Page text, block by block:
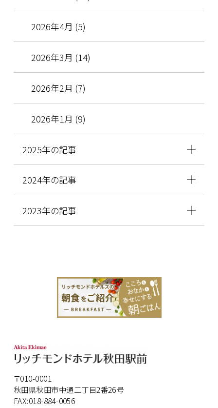
2026年4月 (5)
2026年3月 (14)
2026年2月 (7)
2026年1月 (9)
2025年の記事
2024年の記事
2023年の記事
〒010-0001
秋田県秋田市中通二丁目2番26号
FAX:018-884-0056